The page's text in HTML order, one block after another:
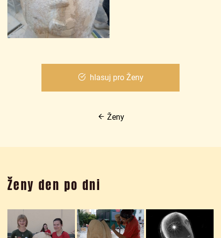
hlasuj pro Ženy
Ženy
Ženy den po dni